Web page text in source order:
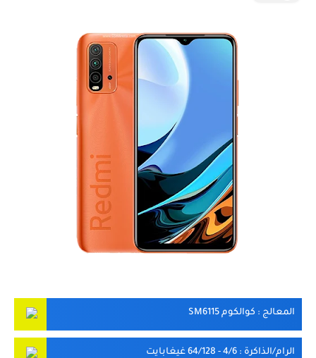
المعالج : كوالكوم SM6115
الرام/الذاكرة : 4/6 - 64/128 غيغابايت